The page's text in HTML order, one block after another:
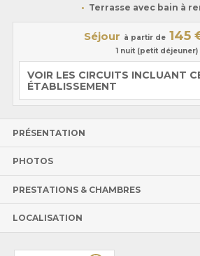
Terrasse avec bain à
Séjour à partir de 145
1 nuit (petit déjeuner)
VOIR LES CIRCUITS INCLUANT
ÉTABLISSEMENT
PRÉSENTATION
PHOTOS
PRESTATIONS & CHAMBRES
LOCALISATION